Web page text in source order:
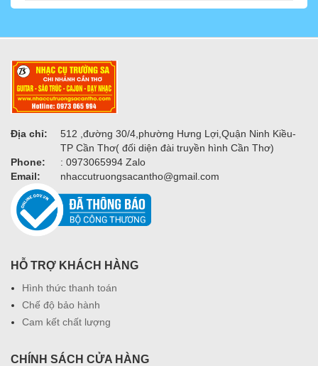
Địa chỉ:
512 ,đường 30/4,phường Hưng Lợi,Quận Ninh Kiều-
TP Cần Thơ( đối diện đài truyền hình Cần Thơ)
Phone:
: 0973065994 Zalo
Email:
nhaccutruongsacantho@gmail.com
HỖ TRỢ KHÁCH HÀNG
Hình thức thanh toán
Chế độ bảo hành
Cam kết chất lượng
CHÍNH SÁCH CỬA HÀNG